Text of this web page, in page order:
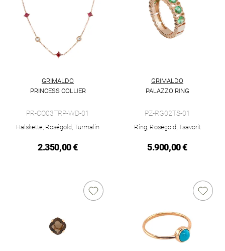
GRIMALDO
PRINCESS COLLIER
PR-CO03TRP-WD-01
Halskette, Roségold, Turmalin
2.350,00 €
GRIMALDO
PALAZZO RING
PZ-RG02TS-01
Ring, Roségold, Tsavorit
5.900,00 €